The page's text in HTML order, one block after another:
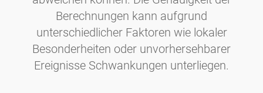
Berechnungen kann aufgrund
unterschiedlicher Faktoren wie lokaler
Besonderheiten oder unvorhersehbarer
Ereignisse Schwankungen unterliegen.